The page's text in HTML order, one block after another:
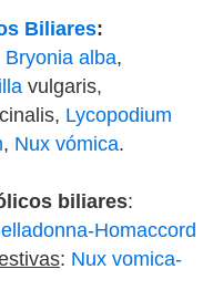
Biliares:
Bryonia alba,
vulgaris,
Lycopodium
, Nux vómica.
biliares:
Homaccord
: Nux vomica-